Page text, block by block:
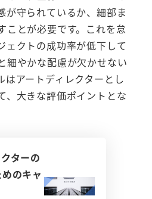
が守られているか、細部ま
ことが必要です。これを怠
ェクトの成功率が低下して
細やかな配慮が欠かせない
はアートディレクターとし
、大きな評価ポイントとな
ターの
のキャ